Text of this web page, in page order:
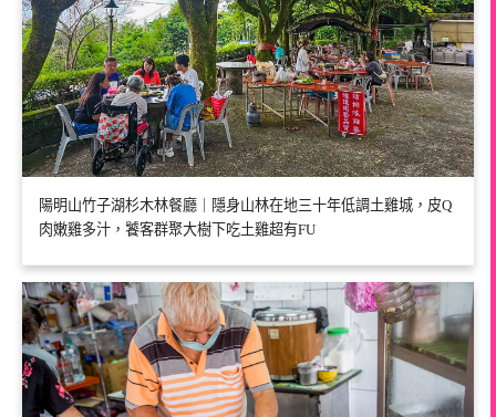
陽明山竹子湖杉木林餐廳｜隱身山林在地三十年低調土雞城，皮Q
肉嫩雞多汁，饕客群聚大樹下吃土雞超有FU